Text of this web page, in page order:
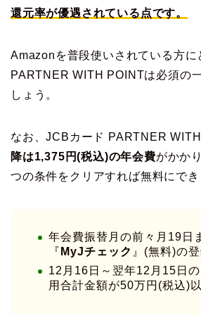
還元率が優遇されている点です。
Amazonを普段使いされている方に
PARTNER WITH POINTは必須の
しょう。
なお、JCBカード PARTNER
降は1,375円(税込)の年会費がかか
つの条件をクリアすれば無料にでき
年会費振替月の前々月19日
『 MyJチェック 』(無料)の
12月16日～翌年12月15日の
用合計金額が50万円(税込)